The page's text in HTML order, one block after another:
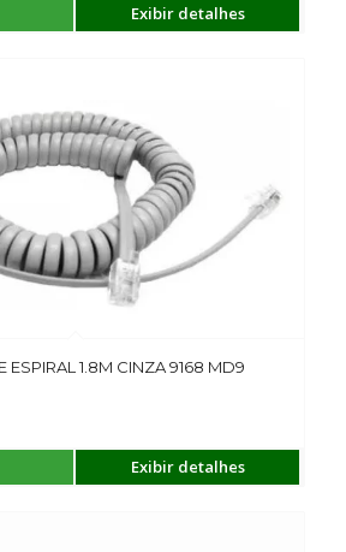
Exibir detalhes
ESPIRAL 1.8M CINZA 9168 MD9
Exibir detalhes